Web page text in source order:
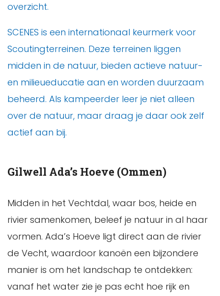
overzicht.
SCENES is een internationaal keurmerk voor
Scoutingterreinen. Deze terreinen liggen
midden in de natuur, bieden actieve natuur-
en milieueducatie aan en worden duurzaam
beheerd. Als kampeerder leer je niet alleen
over de natuur, maar draag je daar ook zelf
actief aan bij.
Gilwell Ada’s Hoeve (Ommen)
Midden in het Vechtdal, waar bos, heide en
rivier samenkomen, beleef je natuur in al haar
vormen. Ada’s Hoeve ligt direct aan de rivier
de Vecht, waardoor kanoën een bijzondere
manier is om het landschap te ontdekken:
vanaf het water zie je pas echt hoe rijk en